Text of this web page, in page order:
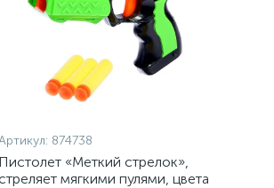
874738
Пистолет «Меткий стрелок»,
мягкими пулями, цвета